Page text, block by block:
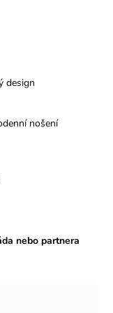
design
nošení
nebo partnera